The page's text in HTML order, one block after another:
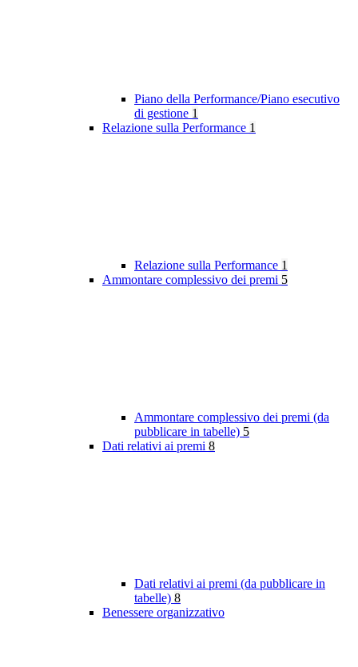
Piano della Performance/Piano esecutivo
di gestione 1
Relazione sulla Performance 1
Relazione sulla Performance 1
Ammontare complessivo dei premi 5
Ammontare complessivo dei premi (da
pubblicare in tabelle) 5
Dati relativi ai premi 8
Dati relativi ai premi (da pubblicare in
tabelle) 8
Benessere organizzativo